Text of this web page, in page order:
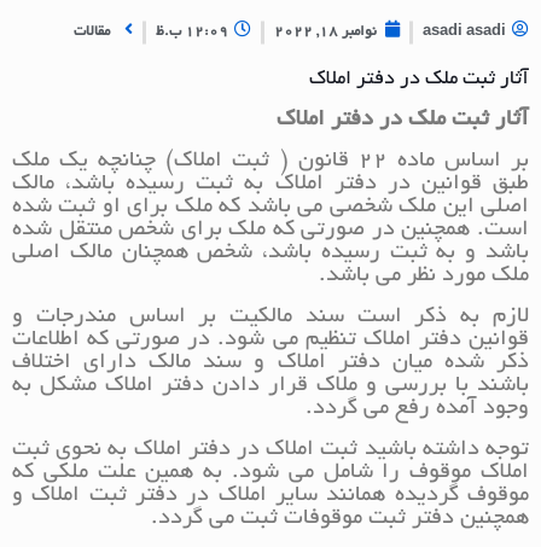
asadi asadi نوامبر 18, 2022 12:09 ب.ظ مقالات
آثار ثبت ملک در دفتر املاک
آثار ثبت ملک در دفتر املاک
بر اساس ماده 22 قانون ( ثبت املاک) چنانچه یک ملک
طبق قوانین در دفتر املاک به ثبت رسیده باشد، مالک
اصلی این ملک شخصی می باشد که ملک برای او ثبت شده
است. همچنین در صورتی که ملک برای شخص منتقل شده
باشد و به ثبت رسیده باشد، شخص همچنان مالک اصلی
ملک مورد نظر می باشد.
لازم به ذکر است سند مالکیت بر اساس مندرجات و
قوانین دفتر املاک تنظیم می شود. در صورتی که اطلاعات
ذکر شده میان دفتر املاک و سند مالک دارای اختلاف
باشند با بررسی و ملاک قرار دادن دفتر املاک مشکل به
وجود آمده رفع می گردد.
توجه داشته باشید ثبت املاک در دفتر املاک به نحوی ثبت
املاک موقوف را شامل می شود. به همین علت ملکی که
موقوف گردیده همانند سایر املاک در دفتر ثبت املاک و
همچنین دفتر ثبت موقوفات ثبت می گردد.